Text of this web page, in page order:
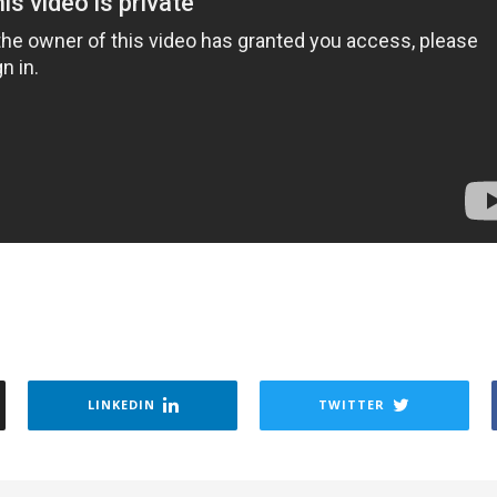
TWITTER
LINKEDIN